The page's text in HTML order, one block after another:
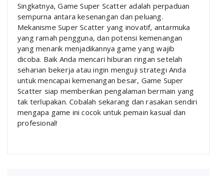
Singkatnya, Game Super Scatter adalah perpaduan
sempurna antara kesenangan dan peluang.
Mekanisme Super Scatter yang inovatif, antarmuka
yang ramah pengguna, dan potensi kemenangan
yang menarik menjadikannya game yang wajib
dicoba. Baik Anda mencari hiburan ringan setelah
seharian bekerja atau ingin menguji strategi Anda
untuk mencapai kemenangan besar, Game Super
Scatter siap memberikan pengalaman bermain yang
tak terlupakan. Cobalah sekarang dan rasakan sendiri
mengapa game ini cocok untuk pemain kasual dan
profesional!